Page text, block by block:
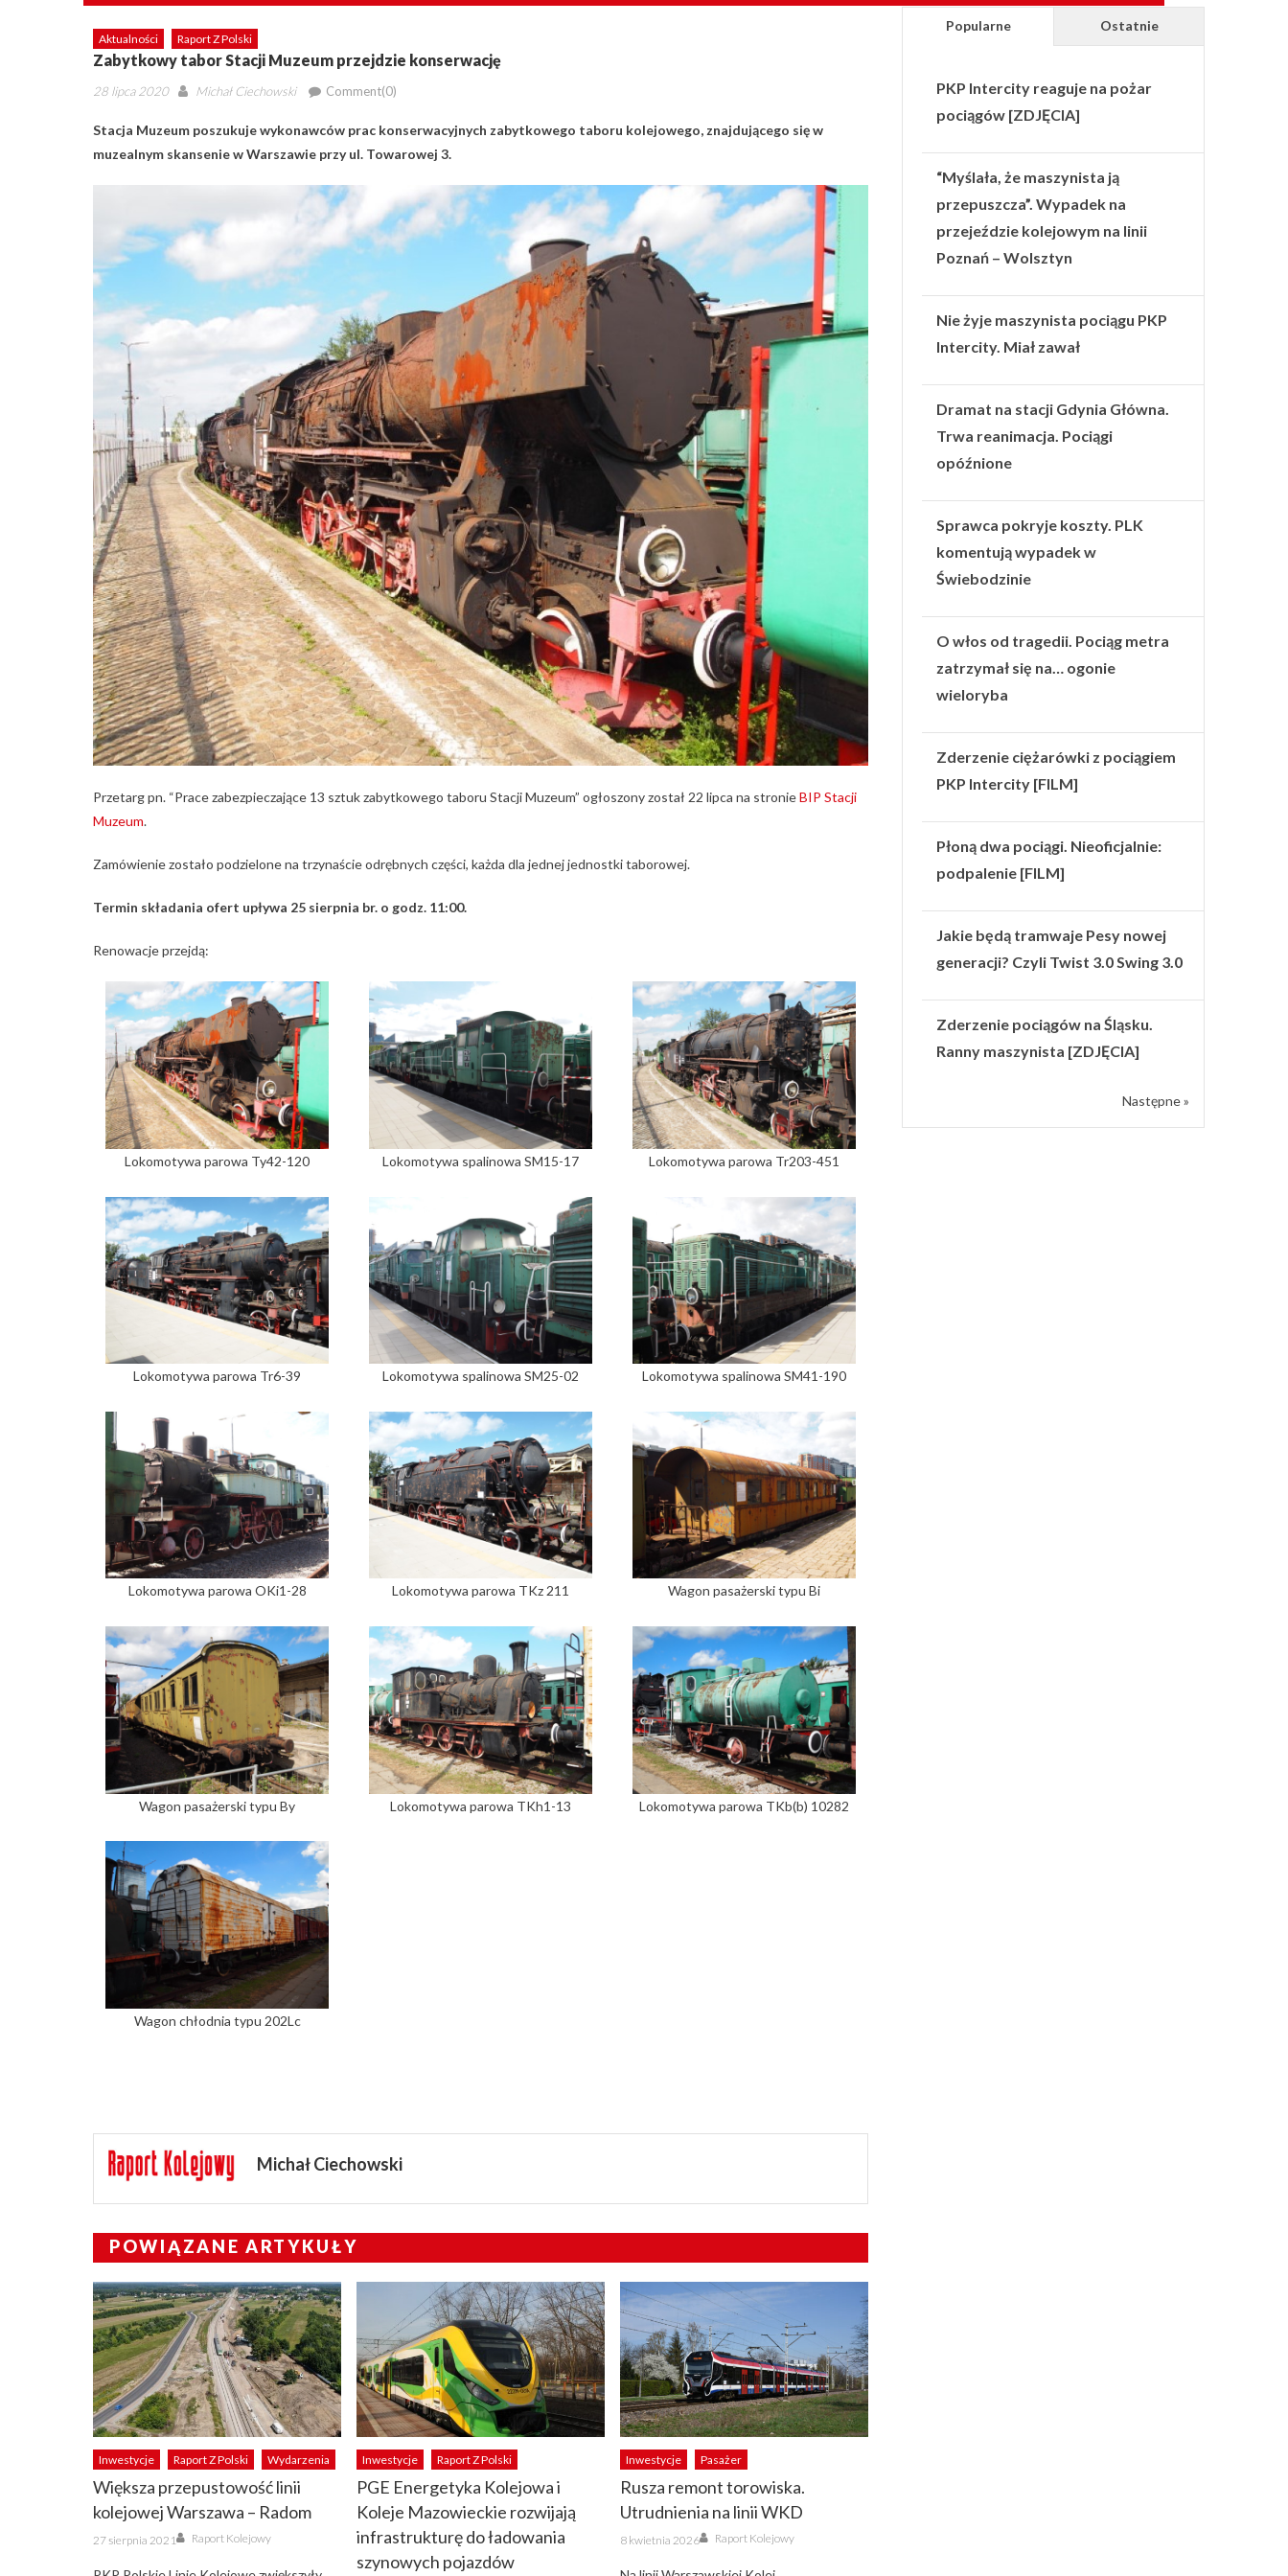
Aktualności Raport Z Polski
Zabytkowy tabor Stacji Muzeum przejdzie konserwację
Posted
28 lipca 2020 Author
Michał Ciechowski Comment(0)
Stacja Muzeum poszukuje wykonawców prac konserwacyjnych zabytkowego taboru kolejowego, znajdującego się w
muzealnym skansenie w Warszawie przy ul. Towarowej 3.
Przetarg pn. “Prace zabezpieczające 13 sztuk zabytkowego taboru Stacji Muzeum” ogłoszony został 22 lipca na stronieBIP Stacji
Muzeum.
Zamówienie zostało podzielone na trzynaście odrębnych części, każda dla jednej jednostki taborowej.
Termin składania ofert upływa 25 sierpnia br. o godz. 11:00.
Renowacje przejdą:
Lokomotywa parowa Ty42-120 Lokomotywa spalinowa SM15-17 Lokomotywa parowa Tr203-451
Lokomotywa parowa Tr6-39 Lokomotywa spalinowa SM25-02 Lokomotywa spalinowa SM41-190
Lokomotywa parowa OKi1-28 Lokomotywa parowa TKz 211 Wagon pasażerski typu Bi
Wagon pasażerski typu By Lokomotywa parowa TKh1-13 Lokomotywa parowa TKb(b) 10282
Wagon chłodnia typu 202Lc
Michał Ciechowski
POWIĄZANE ARTYKUŁY
Inwestycje Raport Z Polski Wydarzenia
Większa przepustowość linii
kolejowej Warszawa – Radom
Posted
on
27 sierpnia 2021 Author
Raport Kolejowy
Inwestycje Raport Z Polski
PGE Energetyka Kolejowa i
Koleje Mazowieckie rozwijają
infrastrukturę do ładowania
szynowych pojazdów
Inwestycje Pasażer
Rusza remont torowiska.
Utrudnienia na linii WKD
Posted
on
8 kwietnia 2026 Author
Raport Kolejowy
Popularne Ostatnie
PKP Intercity reaguje na pożar
pociągów [ZDJĘCIA]
“Myślała, że maszynista ją
przepuszcza”. Wypadek na
przejeździe kolejowym na linii
Poznań – Wolsztyn
Nie żyje maszynista pociągu PKP
Intercity. Miał zawał
Dramat na stacji Gdynia Główna.
Trwa reanimacja. Pociągi
opóźnione
Sprawca pokryje koszty. PLK
komentują wypadek w
Świebodzinie
O włos od tragedii. Pociąg metra
zatrzymał się na… ogonie
wieloryba
Zderzenie ciężarówki z pociągiem
PKP Intercity [FILM]
Płoną dwa pociągi. Nieoficjalnie:
podpalenie [FILM]
Jakie będą tramwaje Pesy nowej
generacji? Czyli Twist 3.0 Swing 3.0
Zderzenie pociągów na Śląsku.
Ranny maszynista [ZDJĘCIA]
Następne »